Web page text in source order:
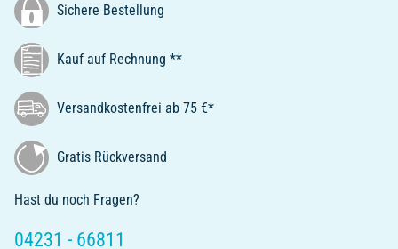
Sichere Bestellung
Kauf auf Rechnung **
Versandkostenfrei ab 75 €*
Gratis Rückversand
Hast du noch Fragen?
04231 - 66811